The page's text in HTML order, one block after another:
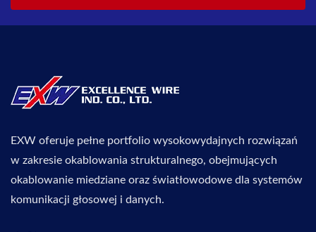
EXW oferuje pełne portfolio wysokowydajnych rozwiązań
w zakresie okablowania strukturalnego, obejmujących
okablowanie miedziane oraz światłowodowe dla systemów
komunikacji głosowej i danych.